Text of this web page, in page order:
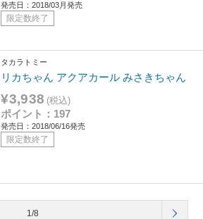
発売日：2018/03月発売
限定数終了
タカラトミー
リカちゃん アクアカール みさきちゃん
¥3,938 (税込)
ポイント：197
発売日：2018/06/16発売
限定数終了
1/8